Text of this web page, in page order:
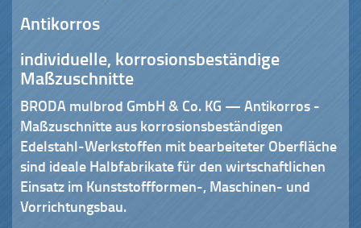
Antikorros
individuelle, korrosionsbeständige
Maßzuschnitte
BRODA mulbrod GmbH & Co. KG —Antikorros -
Maßzuschnitte aus korrosionsbeständigen
Edelstahl-Werkstoffen mit bearbeiteter Oberfläche
sind ideale Halbfabrikate für den wirtschaftlichen
Einsatz im Kunststoffformen-, Maschinen- und
Vorrichtungsbau.